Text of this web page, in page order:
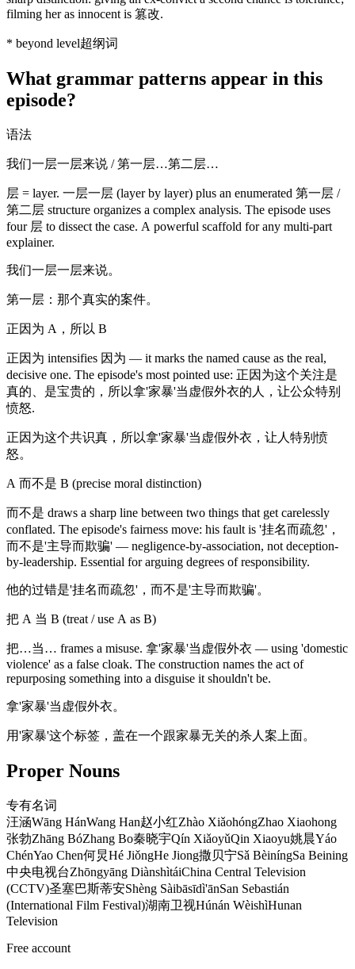
filming her as innocent is 篡改.
* beyond level超纲词
What grammar patterns appear in this
episode?
语法
我们一层一层来说 / 第一层…第二层…
层 = layer. 一层一层 (layer by layer) plus an enumerated 第一层 /
第二层 structure organizes a complex analysis. The episode uses
four 层 to dissect the case. A powerful scaffold for any multi-part
explainer.
我们一层一层来说。
第一层：那个真实的案件。
正因为 A，所以 B
正因为 intensifies 因为 — it marks the named cause as the real,
decisive one. The episode's most pointed use: 正因为这个关注是
真的、是宝贵的，所以拿'家暴'当虚假外衣的人，让公众特别
愤怒.
正因为这个共识真，所以拿'家暴'当虚假外衣，让人特别愤
怒。
A 而不是 B (precise moral distinction)
而不是 draws a sharp line between two things that get carelessly
conflated. The episode's fairness move: his fault is '挂名而疏忽'，
而不是'主导而欺骗' — negligence-by-association, not deception-
by-leadership. Essential for arguing degrees of responsibility.
他的过错是'挂名而疏忽'，而不是'主导而欺骗'。
把 A 当 B (treat / use A as B)
把…当… frames a misuse. 拿'家暴'当虚假外衣 — using 'domestic
violence' as a false cloak. The construction names the act of
repurposing something into a disguise it shouldn't be.
拿'家暴'当虚假外衣。
用'家暴'这个标签，盖在一个跟家暴无关的杀人案上面。
Proper Nouns
专有名词
汪涵Wāng HánWang Han赵小红Zhào XiǎohóngZhao Xiaohong
张勃Zhāng BóZhang Bo秦晓宇Qín XiǎoyǔQin Xiaoyu姚晨Yáo
ChénYao Chen何炅Hé JiǒngHe Jiong撒贝宁Sǎ BèiníngSa Beining
中央电视台Zhōngyāng DiànshìtáiChina Central Television
(CCTV)圣塞巴斯蒂安Shèng Sàibāsīdì'ānSan Sebastián
(International Film Festival)湖南卫视Húnán WèishìHunan
Television
Free account